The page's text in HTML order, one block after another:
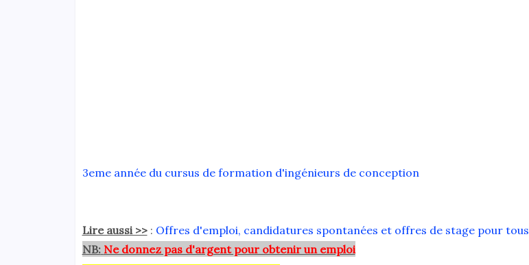
3eme année du cursus de formation d'ingénieurs de conception
Lire aussi >>: Offres d'emploi, candidatures spontanées et offres de stage pour tous
NB: Ne donnez pas d'argent pour obtenir un emploi